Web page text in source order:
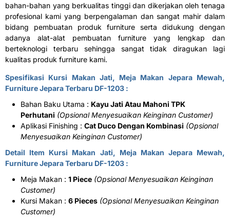
bahan-bahan yang berkualitas tinggi dan dikerjakan oleh tenaga
profesional kami yang berpengalaman dan sangat mahir dalam
bidang pembuatan produk furniture serta didukung dengan
adanya alat-alat pembuatan furniture yang lengkap dan
berteknologi terbaru sehingga sangat tidak diragukan lagi
kualitas produk furniture kami.
Spesifikasi Kursi Makan Jati, Meja Makan Jepara Mewah,
Furniture Jepara Terbaru DF-1203 :
Bahan Baku Utama : Kayu Jati Atau Mahoni TPK
Perhutani (Opsional Menyesuaikan Keinginan Customer)
Aplikasi Finishing : Cat Duco Dengan Kombinasi (Opsional
Menyesuaikan Keinginan Customer)
Detail Item Kursi Makan Jati, Meja Makan Jepara Mewah,
Furniture Jepara Terbaru DF-1203 :
Meja Makan : 1 Piece (Opsional Menyesuaikan Keinginan
Customer)
Kursi Makan : 6 Pieces (Opsional Menyesuaikan Keinginan
Customer)